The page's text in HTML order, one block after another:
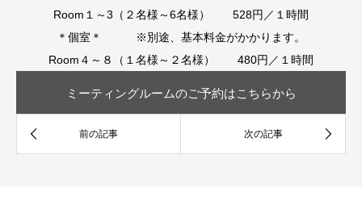
Room１～3（２名様～6名様） 528円／１時間
＊個室＊ ※別途、基本料金がかかります。
Room４～８（１名様～２名様） 480円／１時間
ミーティングルームのご予約はこちらから